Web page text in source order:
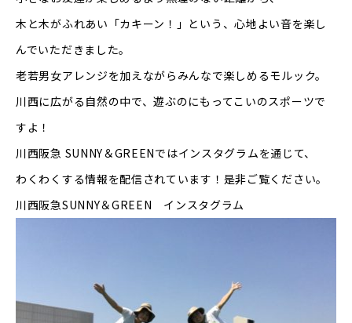
木と木がふれあい「カキーン！」という、心地よい音を楽し
んでいただきました。
老若男女アレンジを加えながらみんなで楽しめるモルック。
川西に広がる自然の中で、遊ぶのにもってこいのスポーツで
すよ！
川西阪急 SUNNY＆GREENではインスタグラムを通じて、
わくわくする情報を配信されています！是非ご覧ください。
川西阪急SUNNY＆GREEN インスタグラム